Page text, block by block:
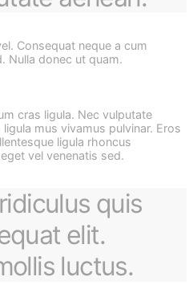
Consequat neque a cum
Nulla donec ut quam.
cras ligula. Nec vulputate
mus vivamus pulvinar. Eros
ligula rhoncus
vel venenatis sed.
quis
elit.
luctus.